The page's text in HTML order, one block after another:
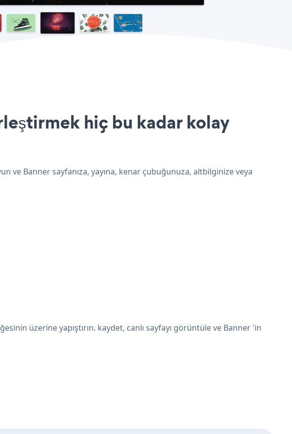
hiç bu kadar kolay
Banner sayfanıza, yayına, kenar çubuğunuza, altbilginize veya
üzerine yapıştırın. kaydet, canlı sayfayı görüntüle ve Banner 'in